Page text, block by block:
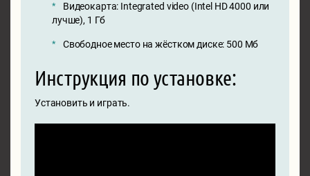
Видеокарта: Integrated video (Intel HD 4000 или
лучше), 1 Гб
Свободное место на жёстком диске: 500 Мб
Инструкция по установке:
Установить и играть.